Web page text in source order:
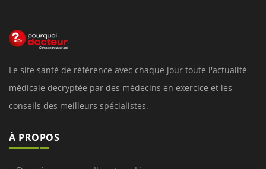
Le site santé de référence avec chaque jour toute l'actualité
médicale decryptée par des médecins en exercice et les
conseils des meilleurs spécialistes.
À PROPOS